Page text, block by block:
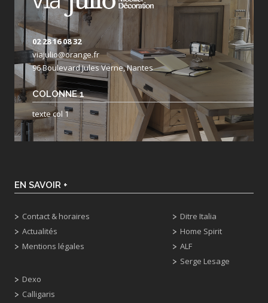
02 28 16 08 32
viajulio@orange.fr
96 Boulevard Jules Verne, Nantes
COLONNE 1
texte col 1
EN SAVOIR +
Contact & horaires
Actualités
Mentions légales
Dexo
Calligaris
Ditre Italia
Home Spirit
ALF
Serge Lesage